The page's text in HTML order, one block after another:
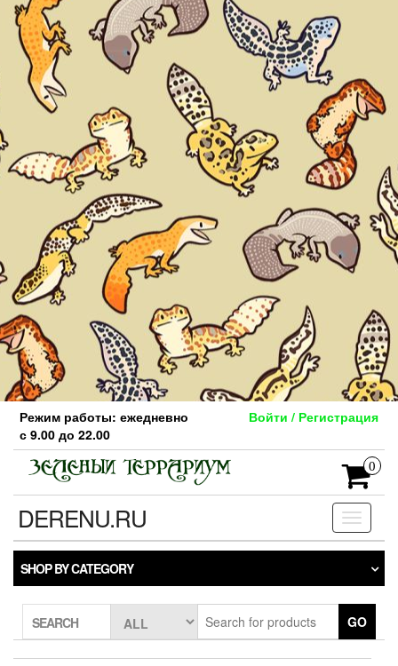
Skip
the
content
Режим работы: ежедневно
с 9.00 до 22.00
Войти / Регистрация
0
Toggle
DERENU.RU
SHOP BY CATEGORY
SEARCH GO